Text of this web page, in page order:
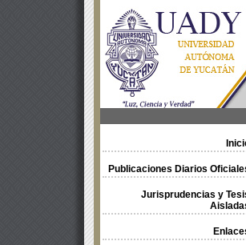
Publicaciones Diarios
Jurisprudencias y